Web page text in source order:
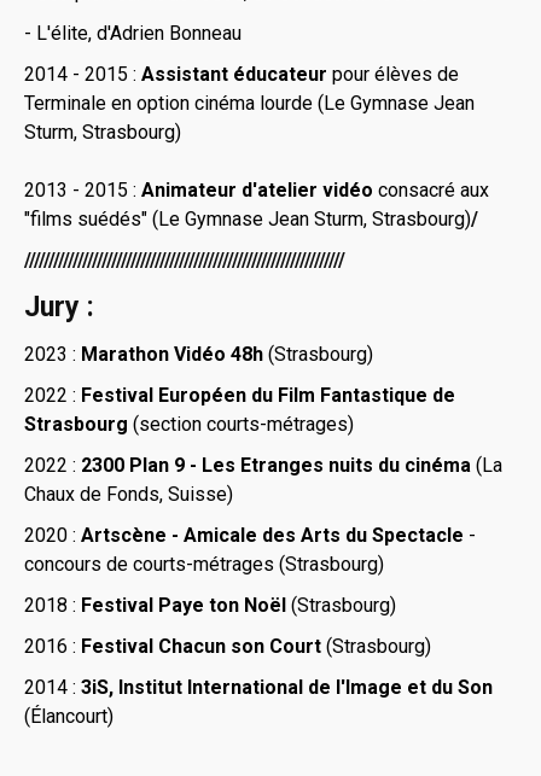
- L'élite, d'Adrien Bonneau
2014 - 2015 : Assistant éducateur pour élèves de
Terminale en option cinéma lourde (Le Gymnase Jean
Sturm, Strasbourg)
2013 - 2015 : Animateur d'atelier vidéo consacré aux
"films suédés" (Le Gymnase Jean Sturm, Strasbourg)/
//////////////////////////////////////////////////////////////////
Jury :
2023 : Marathon Vidéo 48h (Strasbourg)
2022 : Festival Européen du Film Fantastique de
Strasbourg (section courts-métrages)
2022 : 2300 Plan 9 - Les Etranges nuits du cinéma (La
Chaux de Fonds, Suisse)
2020 : Artscène - Amicale des Arts du Spectacle -
concours de courts-métrages (Strasbourg)
2018 : Festival Paye ton Noël (Strasbourg)
2016 : Festival Chacun son Court (Strasbourg)
2014 : 3iS, Institut International de l'Image et du Son
(Élancourt)